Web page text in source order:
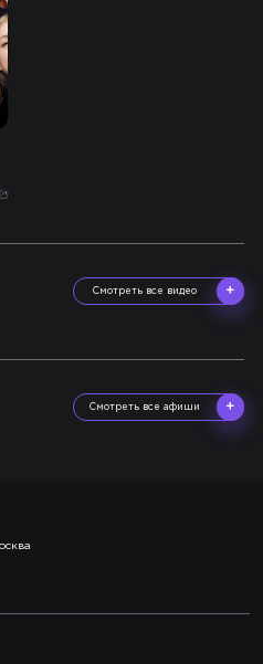
Смотреть все видео
Смотреть все афиши